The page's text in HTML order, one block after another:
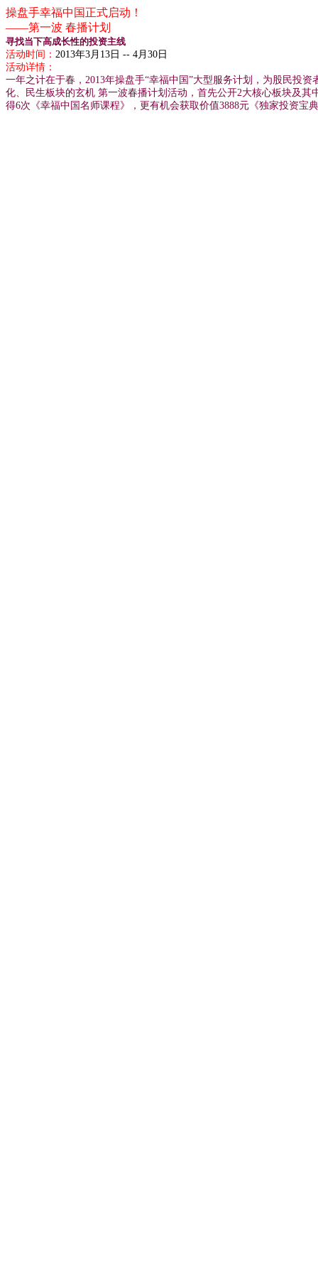
操盘手幸福中国正式启动！
——第一波 春播计划
寻找当下高成长性的投资主线
活动时间： 2013年3月13日 -- 4月30日
活动详情：
一年之计在于春，2013年操盘手“幸福中国”大型服务计划，为股民投
化、民生板块的玄机 第一波春播计划活动，首先公开2大核心板块及
得6次《幸福中国名师课程》，更有机会获取价值3888元《独家投资宝